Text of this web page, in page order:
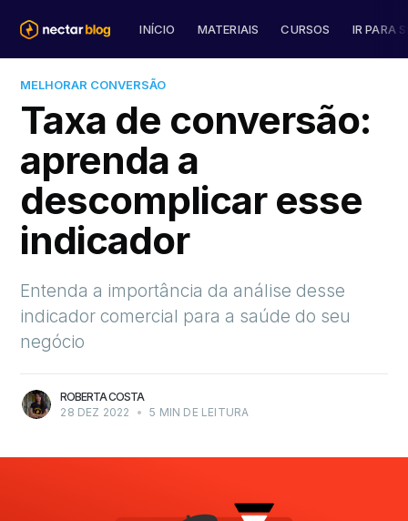
INÍCIO MATERIAIS CURSOS IR PARA
MELHORAR CONVERSÃO
Taxa de conversão:
aprenda a
descomplicar esse
indicador
Entenda a importância da análise desse
indicador comercial para a saúde do seu
negócio
ROBERTA COSTA
28 DEZ 2022
• 5 MIN DE LEITURA